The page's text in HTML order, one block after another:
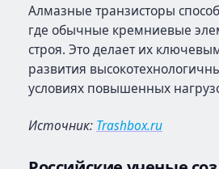
Алмазные транзисторы
где обычные кремниевые
строя. Это делает их
развития
условиях повышенных
Источник: Trashbox.ru